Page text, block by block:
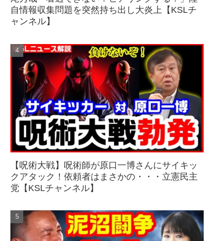
自情報収集問題を突然持ち出し大炎上【KSLチ
ャンネル】
【呪術大戦】呪術師が原口一博さんにサイキッ
クアタック！依頼者はまさかの・・・立憲民主
党【KSLチャンネル】